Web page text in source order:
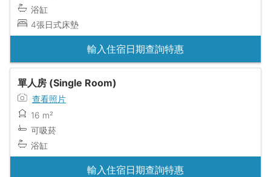
浴缸
4張日式床墊
輸入住宿日期查詢特惠
單人房 (Single Room)
查看照片
16 m²
可吸菸
浴缸
輸入住宿日期查詢特惠